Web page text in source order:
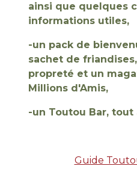
ainsi que quelques
informations utiles,
-un pack de
sachet de
propreté et un
Millions d'Amis,
-un Toutou Bar,
Guide